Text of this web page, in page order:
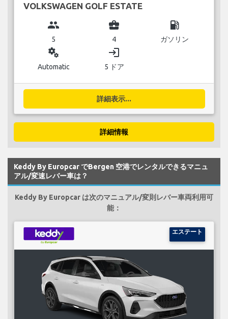
VOLKSWAGEN GOLF ESTATE
group
5
business_center
4
local_gas_station
ガソリン
miscellaneous_services
Automatic
login
5 ドア
詳細表示...
詳細情報
Keddy By Europcar でBergen 空港でレンタルできるマニュ
アル/変速レバー車は？
Keddy By Europcar は次のマニュアル/変則レバー車両利用可
能：
エステート